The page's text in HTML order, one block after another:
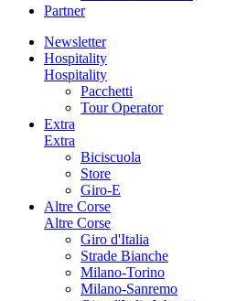
Partner
Newsletter
Hospitality
Hospitality
Pacchetti
Tour Operator
Extra
Extra
Biciscuola
Store
Giro-E
Altre Corse
Altre Corse
Giro d'Italia
Strade Bianche
Milano-Torino
Milano-Sanremo